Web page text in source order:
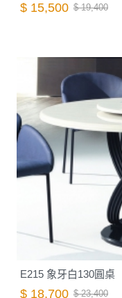
$ 15,500 $ 19,400
E215 象牙白130圓桌
$ 18,700 $ 23,400